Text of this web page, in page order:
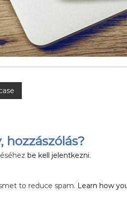
h
o
n
l
a
p
j
a
hozzászólás?
be kell jelentkezni.
to reduce spam. Learn how